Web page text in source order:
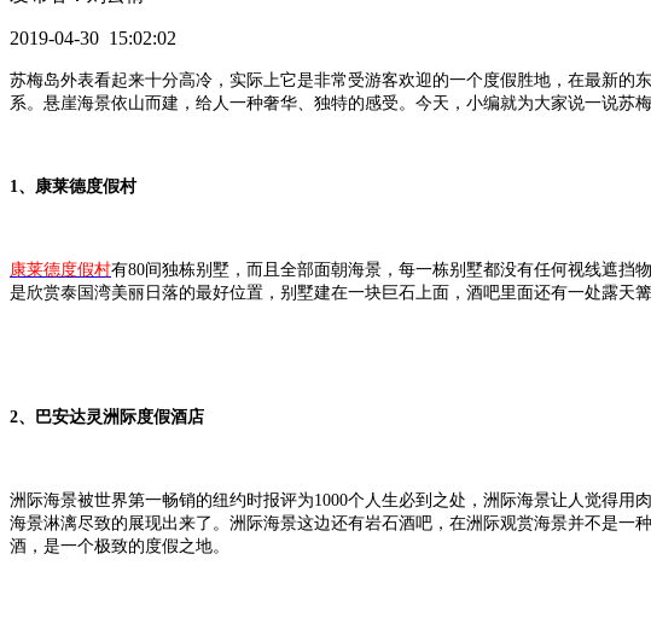
2019-04-30 15:02:02
苏梅岛外表看起来十分高冷，实际上它是非常受游客欢迎的一个度假胜地，在最新
系。悬崖海景依山而建，给人一种奢华、独特的感受。今天，小编就为大家说一说苏
1、康莱德度假村
康莱德度假村有80间独栋别墅，而且全部面朝海景，每一栋别墅都没有任何视线遮挡
是欣赏泰国湾美丽日落的最好位置，别墅建在一块巨石上面，酒吧里面还有一处露天
2、巴安达灵洲际度假酒店
洲际海景被世界第一畅销的纽约时报评为1000个人生必到之处，洲际海景让人觉得
海景淋漓尽致的展现出来了。洲际海景这边还有岩石酒吧，在洲际观赏海景并不是
酒，是一个极致的度假之地。